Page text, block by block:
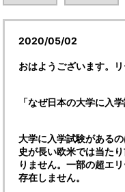
2020/05/02
おはようございます。
「なぜ日本の大学に入
大学に入学試験がある
史が長い欧米では当た
りません。一部の超エ
存在しません。